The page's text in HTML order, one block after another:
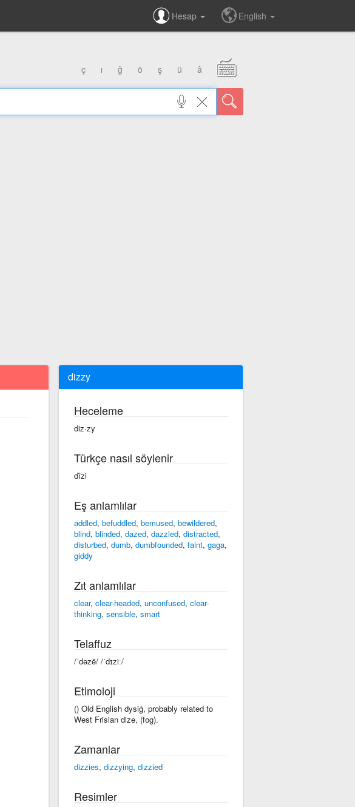
Hesap English
ç ı ğ ö ş ü â
dizzy
Heceleme
diz·zy
Türkçe nasıl söylenir
dîzi
Eş anlamlılar
addled, befuddled, bemused, bewildered,
blind, blinded, dazed, dazzled, distracted,
disturbed, dumb, dumbfounded, faint, gaga,
giddy
Zıt anlamlılar
clear, clear-headed, unconfused, clear-
thinking, sensible, smart
Telaffuz
/ˈdəzē/ /ˈdɪziː/
Etimoloji
() Old English dysiġ, probably related to
West Frisian dize, (fog).
Zamanlar
dizzies, dizzying, dizzied
Resimler